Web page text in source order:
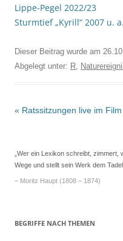
Lippe-Pegel 2022/23
Sturmtief „Kyrill“ 2007 u. a.
Dieser Beitrag wurde am
Abgelegt unter: R,
Beitrags-
« Ratssitzungen live im Film
„Wer ein Lexikon schreibt, zimmert,
Wege und stellt sein Werk dem
– Moritz Haupt (1808 – 1874)
BEGRIFFE NACH THEMEN